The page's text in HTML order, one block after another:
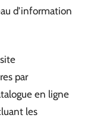
d’information
par
en ligne
les